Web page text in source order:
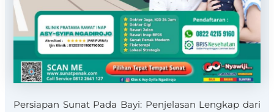
Persiapan Sunat Pada Bayi: Penjelasan Lengkap dari